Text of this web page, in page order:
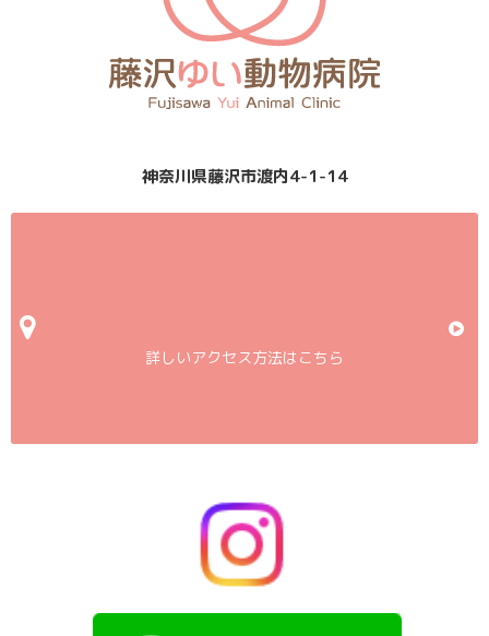
神奈川県藤沢市渡内4-1-14
詳しいアクセス方法はこちら